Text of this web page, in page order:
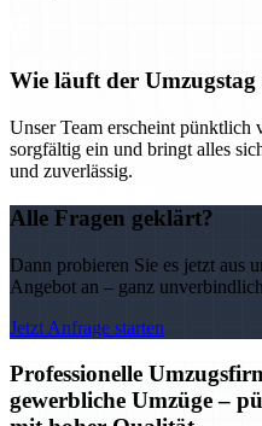
Wie läuft der Umzugstag
Unser Team erscheint pünktlich
sorgfältig ein und bringt alles
und zuverlässig.
Alle Fragen geklärt?
Dann probieren Sie es jetzt aus
Angebot an – ganz
Jetzt Anfrage starten
Professionelle
gewerbliche Umzüge –